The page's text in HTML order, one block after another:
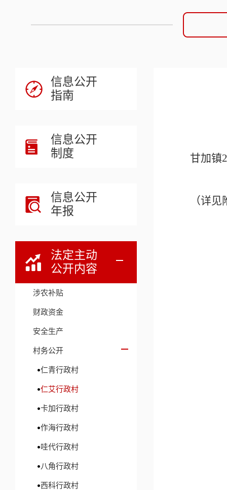
信息公开
指南
信息公开
制度
信息公开
年报
法定主动
公开内容
涉农补贴
财政资金
安全生产
村务公开
仁青行政村
仁艾行政村
卡加行政村
作海行政村
哇代行政村
八角行政村
西科行政村
甘加镇
（详